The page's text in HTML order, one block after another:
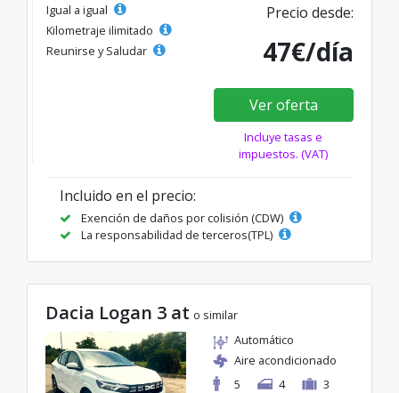
Igual a igual
Kilometraje ilimitado
Reunirse y Saludar
Precio desde:
47€/día
Ver oferta
Incluye tasas e
impuestos. (VAT)
Incluido en el precio:
Exención de daños por colisión (CDW)
La responsabilidad de terceros(TPL)
Dacia Logan 3 at o similar
Automático
Aire acondicionado
5
4 3